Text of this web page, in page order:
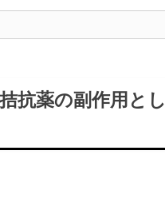
抗薬の副作用とし